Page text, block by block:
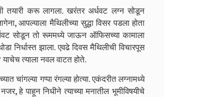
तयारी करू लागला. खरंतर अर्धवट लग्न सोडून
आपल्याला मैथिलीच्या सुद्धा विसर पडला होता
सोडून तो रूममध्ये जाऊन ऑफिसच्या कामाला
निर्धास्त झाला. एवढे दिवस मैथिलीची विचारपूस
त्याला नवल वाटत होते.
चांगल्या गप्पा रंगल्या होत्या. एकंदरीत लग्नामध्ये
हे पाहून निधीने त्याच्या मनातील भूमीविषयीचे